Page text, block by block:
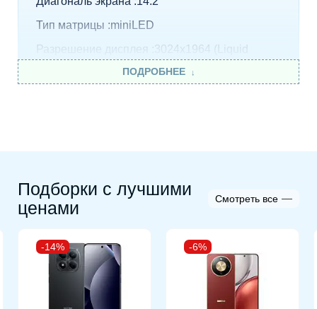
Тип матрицы :miniLED
Разрешение дисплея :3024x1964 (Liquid
Серия видеокарты :Apple
Модель видеокарты :M2 Pro 16-Core
Тип накопителя :SSD
Емкость накопителя :512 ГБ
Разъемы и подключения
ПОДРОБНЕЕ
Подборки с лучшими
ценами
Смотреть все
-14% -6%